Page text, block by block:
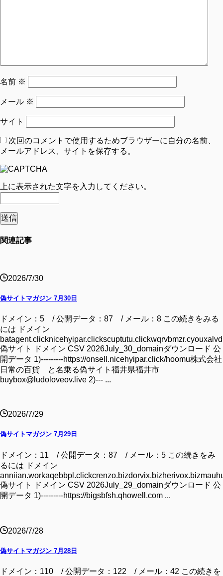
名前 ※
メール ※
サイト
次回のコメントで使用するためブラウザーに自分の名前、
メールアドレス、サイトを保存する。
上に表示された文字を入力してください。
関連記事
2026/7/30
偽サイトマガジン 7月30日
ドメイン：5 / 公開データ：87 / メール：8 この続きをみる
には ドメイン
偽サイト ドメイン CSV 2026July_30_domainダウンロード 公
開データ 1)---------https://onsell.nicehyipar.click/hoomu株式会社
日常の百貨 と名乗る偽サイト福井県福井市
buybox@ludoloveov.live 2)--- ...
2026/7/29
偽サイトマガジン 7月29日
ドメイン：11 / 公開データ：87 / メール：5 この続きをみ
るには ドメイン
偽サイト ドメイン CSV 2026July_29_domainダウンロード 公
開データ 1)---------https://bigsbfsh.qhowell.com ...
2026/7/28
偽サイトマガジン 7月28日
ドメイン：110 / 公開データ：122 / メール：42 この続きを